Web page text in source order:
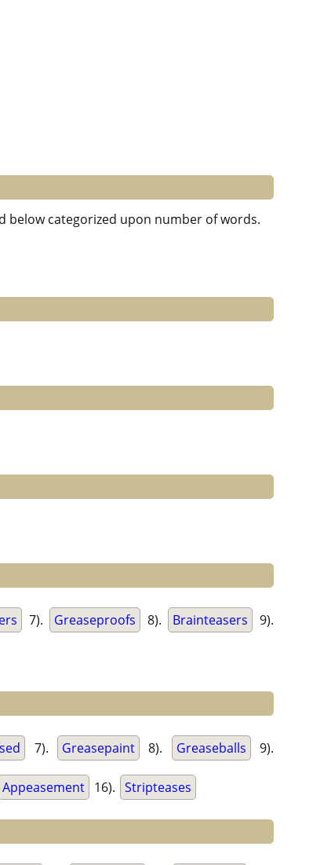
below categorized upon number of words.
7). Greaseproofs 8). Brainteasers 9).
7). Greasepaint 8). Greaseballs 9).
Appeasement 16). Stripteases